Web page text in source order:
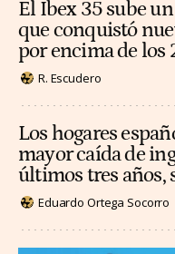
El Ibex 35 sube
que conquistó
por encima de los
R. Escudero
Los hogares
mayor caída de
últimos tres años,
Eduardo Ortega Socorro